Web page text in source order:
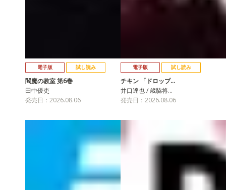
電子版 試し読み
閻魔の教室 第6巻
田中優吏
発売日：2026.08.06
電子版 試し読み
チキン 「ドロップ…
井口達也 / 歳脇将…
発売日：2026.08.06